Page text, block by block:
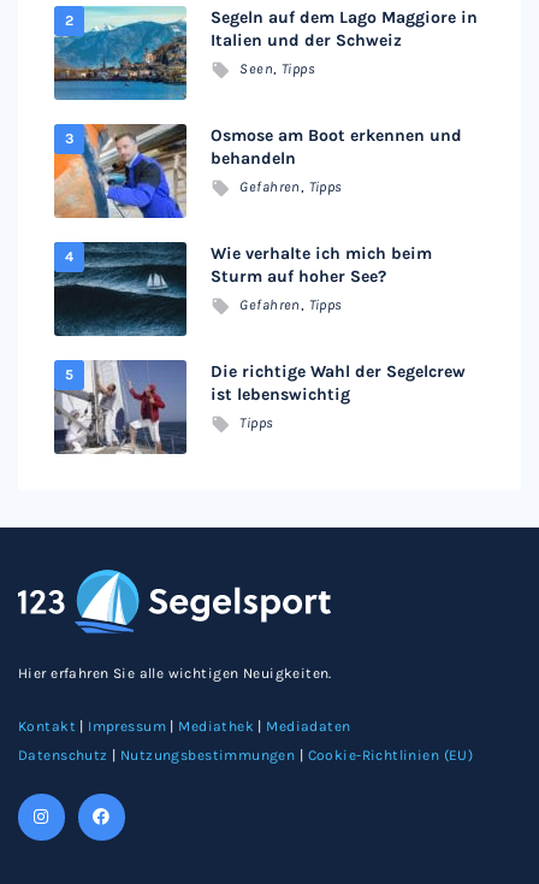
Segeln auf dem Lago Maggiore in
Italien und der Schweiz
Seen, Tipps
Osmose am Boot erkennen und
behandeln
Gefahren, Tipps
Wie verhalte ich mich beim
Sturm auf hoher See?
Gefahren, Tipps
Die richtige Wahl der Segelcrew
ist lebenswichtig
Tipps
Hier erfahren Sie alle wichtigen Neuigkeiten.
Kontakt | Impressum | Mediathek | Mediadaten
Datenschutz | Nutzungsbestimmungen | Cookie-Richtlinien (EU)